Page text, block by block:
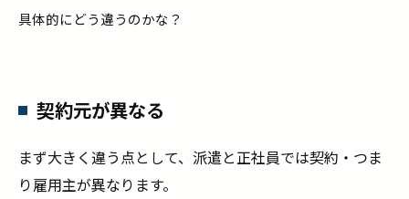
具体的にどう違うのかな？
契約元が異なる
まず大きく違う点として、派遣と正社員では契約・つま
り雇用主が異なります。